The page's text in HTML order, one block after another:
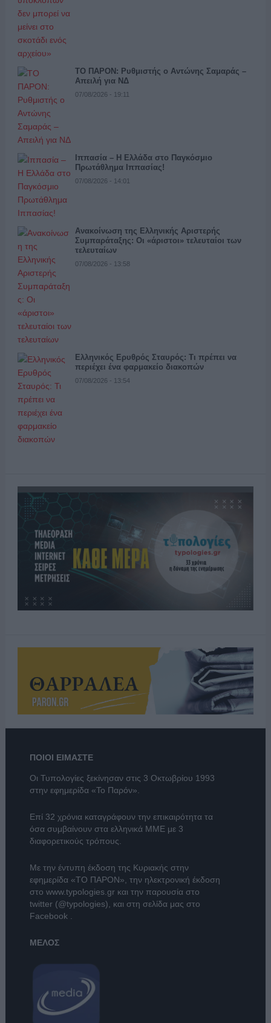
ΤΟ ΠΑΡΟΝ: Ρυθμιστής ο Αντώνης Σαμαράς –
Απειλή για ΝΔ
07/08/2026 - 19:11
Ιππασία – Η Ελλάδα στο Παγκόσμιο
Πρωτάθλημα Ιππασίας!
07/08/2026 - 14:01
Ανακοίνωση της Ελληνικής Αριστερής
Συμπαράταξης: Οι «άριστοι» τελευταίοι των
τελευταίων
07/08/2026 - 13:58
Ελληνικός Ερυθρός Σταυρός: Τι πρέπει να
περιέχει ένα φαρμακείο διακοπών
07/08/2026 - 13:54
ΠΟΙΟΙ ΕΙΜΑΣΤΕ
Οι Τυπολογίες ξεκίνησαν στις 3 Οκτωβρίου 1993
στην εφημερίδα «Το Παρόν».
Επί 32 χρόνια καταγράφουν την επικαιρότητα τα
όσα συμβαίνουν στα ελληνικά ΜΜΕ με 3
διαφορετικούς τρόπους.
Με την έντυπη έκδοση της Κυριακής στην
εφημερίδα «ΤΟ ΠΑΡΟΝ» , την ηλεκτρονική έκδοση
στο www.typologies.grκαι την παρουσία στο
twitter (@typologies) , και στη σελίδα μας στο
Facebook
ΜΕΛΟΣ